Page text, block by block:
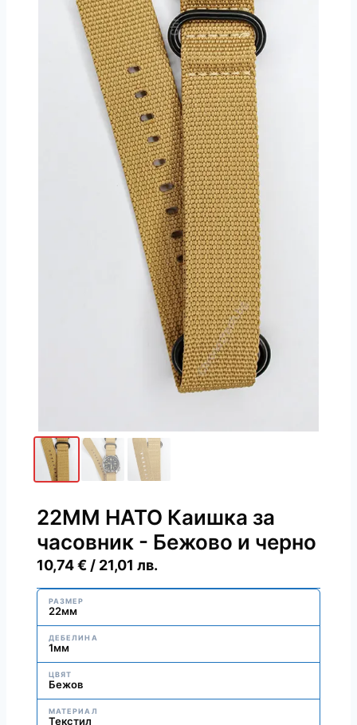
22ММ НАТО Каишка за
часовник - Бежово и черно
10,74€ / 21,01 лв.
РАЗМЕР
22мм
ДЕБЕЛИНА
1мм
ЦВЯТ
Бежов
МАТЕРИАЛ
Текстил